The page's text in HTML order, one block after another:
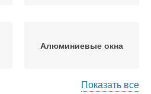
Алюминиевые окна
Показать все